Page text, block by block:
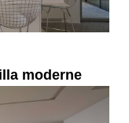
moderne